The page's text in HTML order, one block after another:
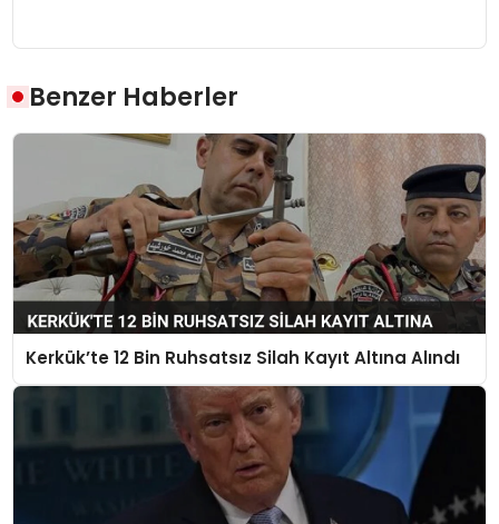
Benzer Haberler
Kerkük’te 12 Bin Ruhsatsız Silah Kayıt Altına Alındı